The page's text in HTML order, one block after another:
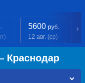
5600 руб.
12 авг. (ср)
Краснодар